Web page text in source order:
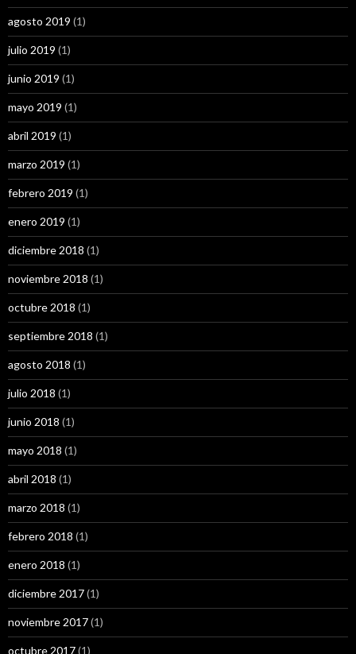
agosto 2019 (1)
julio 2019 (1)
junio 2019 (1)
mayo 2019 (1)
abril 2019 (1)
marzo 2019 (1)
febrero 2019 (1)
enero 2019 (1)
diciembre 2018 (1)
noviembre 2018 (1)
octubre 2018 (1)
septiembre 2018 (1)
agosto 2018 (1)
julio 2018 (1)
junio 2018 (1)
mayo 2018 (1)
abril 2018 (1)
marzo 2018 (1)
febrero 2018 (1)
enero 2018 (1)
diciembre 2017(1)
noviembre 2017(1)
octubre 2017(1)